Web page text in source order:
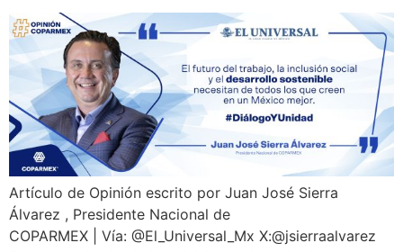
Artículo de Opinión escrito por Juan José Sierra
Álvarez , Presidente Nacional de
COPARMEX | Vía: @El_Universal_Mx X:@jsierraalvarez